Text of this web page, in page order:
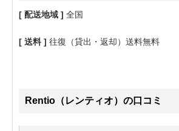
[ 配送地域 ] 全国
[ 送料 ] 往復（貸出・返却）送料無料
Rentio（レンティオ）の口コミ